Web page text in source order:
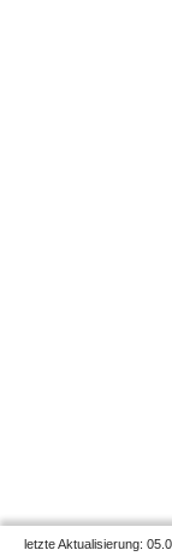
letzte Aktualisierung: